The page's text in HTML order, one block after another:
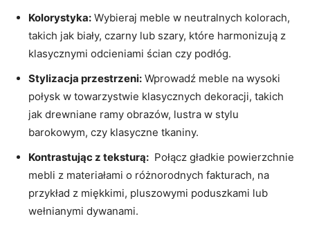
Kolorystyka: Wybieraj meble w neutralnych kolorach,
takich jak biały, ⁢czarny lub ⁤szary, ‍które harmonizują z
klasycznymi odcieniami ‍ścian czy podłóg.
Stylizacja przestrzeni: Wprowadź ‍meble na⁣ wysoki
połysk⁣ w towarzystwie ‌klasycznych dekoracji, takich
jak drewniane ‌ramy obrazów, lustra ‍w stylu
‍barokowym, czy klasyczne tkaniny.
Kontrastując‌ z teksturą: ‍ Połącz gładkie powierzchnie⁤
mebli ​z materiałami o⁣ różnorodnych ​fakturach, na
przykład​ z‌ miękkimi, pluszowymi⁣ poduszkami lub
wełnianymi dywanami.